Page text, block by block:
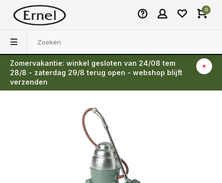
0
Zomervakantie: winkel gesloten van 24/08 tem
28/8 - zaterdag 29/8 terug open - webshop blijft
verzenden
Terug